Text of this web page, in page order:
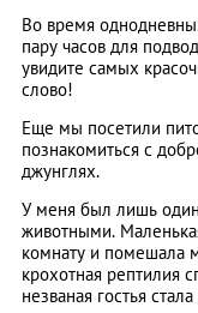
Во время
пару часов для
увидите самых
слово!
Еще мы посетили
познакомиться с
джунглях.
У меня был лишь
животными.
комнату и помешала
крохотная рептилия
незваная гостья